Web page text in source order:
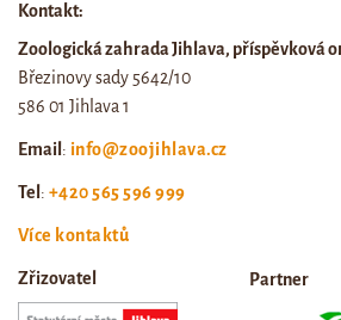
Kontakt:
Zoologická zahrada Jihlava, příspěvková
Březinovy sady 5642/10
586 01 Jihlava 1
Email : info@zoojihlava.cz
Tel : +420 565 596 999
Více kontaktů
Zřizovatel Partner